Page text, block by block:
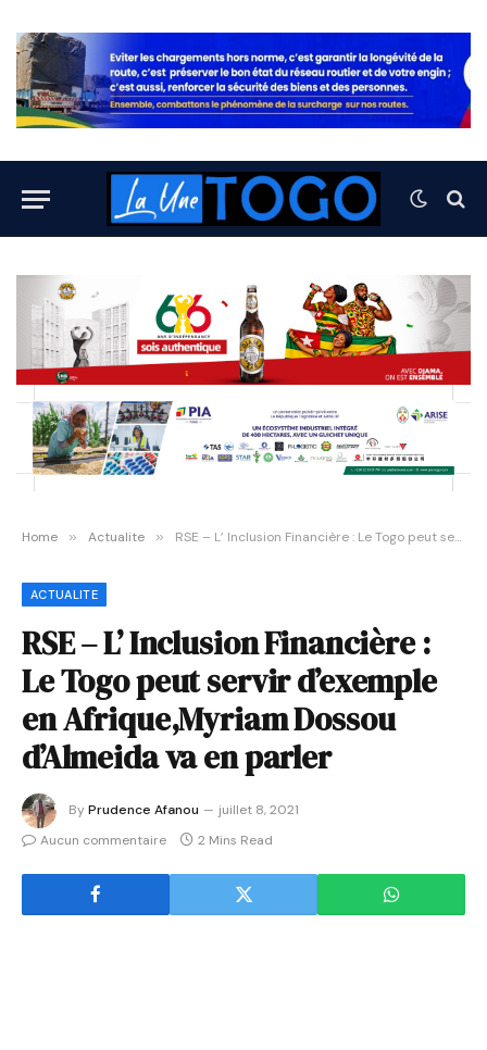
Home » Actualite » RSE – L’ Inclusion Financière : Le Togo peut servir d’exemple en Afrique,Myriam Dossou d’Almeida va en parler
ACTUALITE
RSE – L’ Inclusion Financière :
Le Togo peut servir d’exemple
en Afrique,Myriam Dossou
d’Almeida va en parler
ByPrudence Afanou
juillet 8, 2021
Aucun commentaire
2 Mins Read